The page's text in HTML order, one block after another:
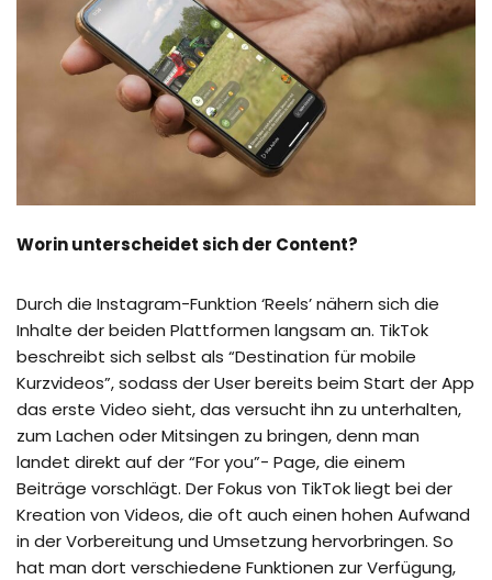
Worin unterscheidet sich der Content?
Durch die Instagram-Funktion ‘Reels’ nähern sich die
Inhalte der beiden Plattformen langsam an. TikTok
beschreibt sich selbst als “Destination für mobile
Kurzvideos”, sodass der User bereits beim Start der App
das erste Video sieht, das versucht ihn zu unterhalten,
zum Lachen oder Mitsingen zu bringen, denn man
landet direkt auf der “For you”- Page, die einem
Beiträge vorschlägt. Der Fokus von TikTok liegt bei der
Kreation von Videos, die oft auch einen hohen Aufwand
in der Vorbereitung und Umsetzung hervorbringen. So
hat man dort verschiedene Funktionen zur Verfügung,